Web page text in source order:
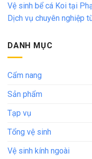
Vệ sinh bể cá Koi tại
Dịch vụ chuyên nghiệp
DANH MỤC
Cẩm nang
Sản phẩm
Tạp vụ
Tổng vệ sinh
Vệ sinh kính ngoài